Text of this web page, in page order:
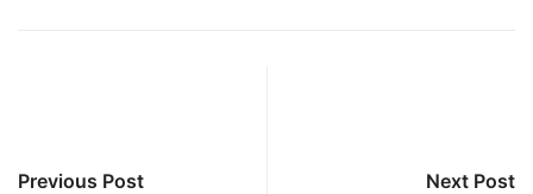
Previous Post Next Post